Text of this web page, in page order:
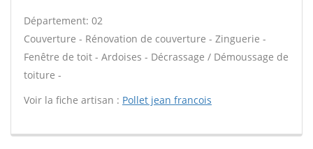
Département: 02
Couverture - Rénovation de couverture - Zinguerie -
Fenêtre de toit - Ardoises - Décrassage / Démoussage de
toiture -
Voir la fiche artisan : Pollet jean francois